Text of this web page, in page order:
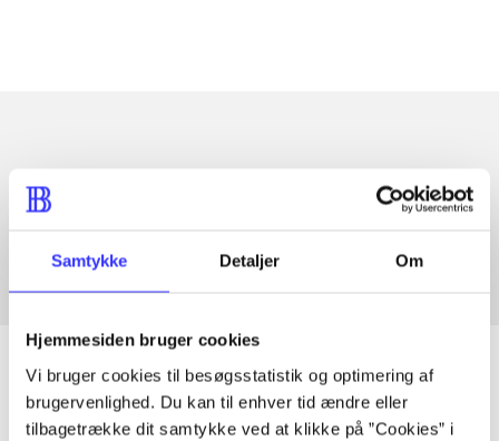
Samtykke Detaljer Om
Hjemmesiden bruger cookies
Vi bruger cookies til besøgsstatistik og optimering af
brugervenlighed. Du kan til enhver tid ændre eller
tilbagetrække dit samtykke ved at klikke på ”Cookies” i
Artikler med samme emner
Fra
Artikler